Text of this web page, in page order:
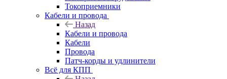
Токоприемники
Кабели и провода
Назад
Кабели и провода
Кабели
Провода
Патч-корды и удлинители
Всё для КПП